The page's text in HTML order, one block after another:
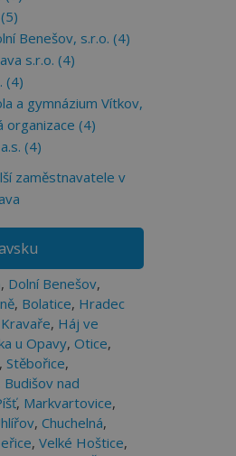
Benešov, s.r.o. (4)
s.r.o. (4)
(4)
a gymnázium Vítkov,
organizace (4)
(4)
zaměstnavatele v
, Dolní Benešov,
, Bolatice, Hradec
Kravaře, Háj ve
u Opavy, Otice,
, Stěbořice,
Budišov nad
, Markvartovice,
, Chuchelná,
, Velké Hoštice,